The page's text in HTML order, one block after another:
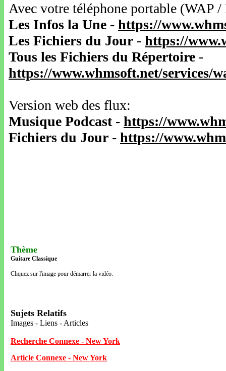
Avec votre téléphone portable
Les Infos la Une - https://
Les Fichiers du Jour - https://
Tous les Fichiers du Répertoire -
https://www.whmsoft.net/services/
Version web des flux:
Musique Podcast- https://
Fichiers du Jour - https://
Thème
Guitare Classique
Cliquez sur l'image pour démarrer la vidéo.
Sujets Relatifs
Images - Liens - Articles
Recherche Connexe - New York
Article Connexe - New York